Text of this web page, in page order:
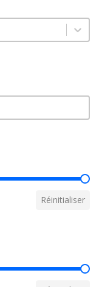
Réinitialiser